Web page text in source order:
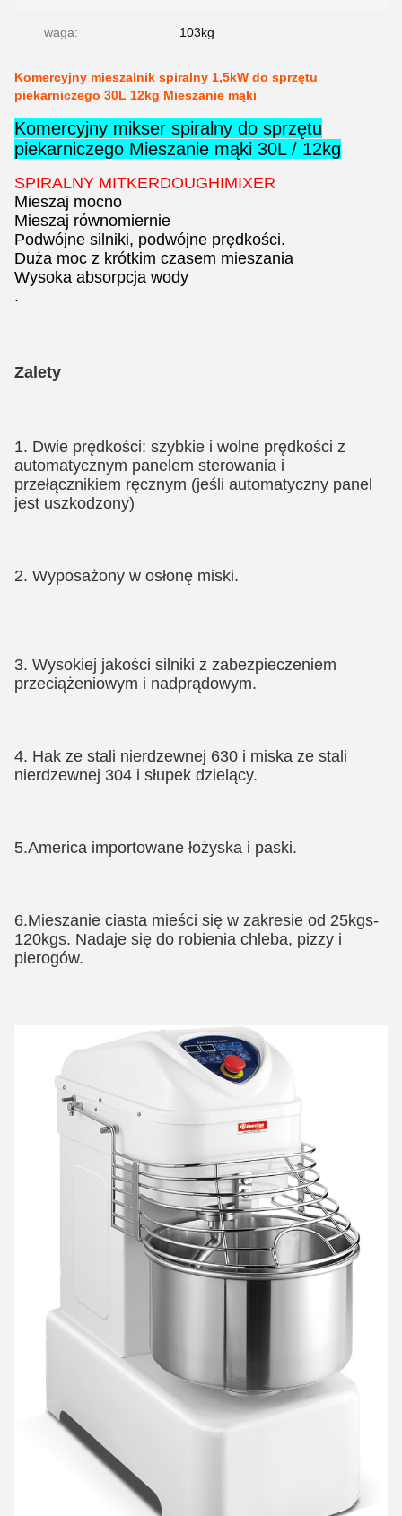
waga: 103kg
Komercyjny mieszalnik spiralny 1,5kW do sprzętu
piekarniczego 30L 12kg Mieszanie mąki
Komercyjny mikser spiralny do sprzętu
piekarniczego Mieszanie mąki 30L / 12kg
SPIRALNY MITKERDOUGHIMIXER
Mieszaj mocno
Mieszaj równomiernie
Podwójne silniki, podwójne prędkości.
Duża moc z krótkim czasem mieszania
Wysoka absorpcja wody
.
Zalety
1. Dwie prędkości: szybkie i wolne prędkości z
automatycznym panelem sterowania i
przełącznikiem ręcznym (jeśli automatyczny panel
jest uszkodzony)
2. Wyposażony w osłonę miski.
3. Wysokiej jakości silniki z zabezpieczeniem
przeciążeniowym i nadprądowym.
4. Hak ze stali nierdzewnej 630 i miska ze stali
nierdzewnej 304 i słupek dzielący.
5.America importowane łożyska i paski.
6.Mieszanie ciasta mieści się w zakresie od 25kgs-
120kgs. Nadaje się do robienia chleba, pizzy i
pierogów.